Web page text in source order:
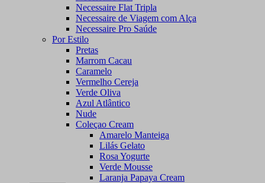
Necessaire Flat Tripla
Necessaire de Viagem com Alça
Necessaire Pro Saúde
Por Estilo
Pretas
Marrom Cacau
Caramelo
Vermelho Cereja
Verde Oliva
Azul Atlântico
Nude
Coleçao Cream
Amarelo Manteiga
Lilás Gelato
Rosa Yogurte
Verde Mousse
Laranja Papaya Cream